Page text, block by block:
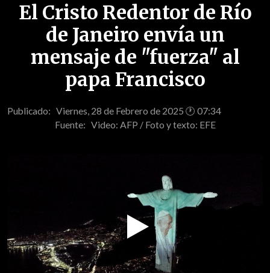
El Cristo Redentor de Río
de Janeiro envía un
mensaje de "fuerza" al
papa Francisco
Publicado: Viernes, 28 de Febrero de 2025 🕐 07:34
Fuente: Video: AFP / Foto y texto: EFE
Play
Video